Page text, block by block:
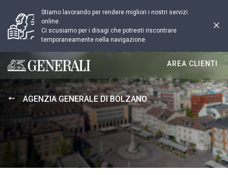
Stiamo lavorando per rendere migliori i nostri servizi
online.
Ci scusiamo per i disagi che potresti riscontrare
temporaneamente nella navigazione.
Generali logo
AREA CLIENTI
AGENZIA GENERALE DI BOLZANO